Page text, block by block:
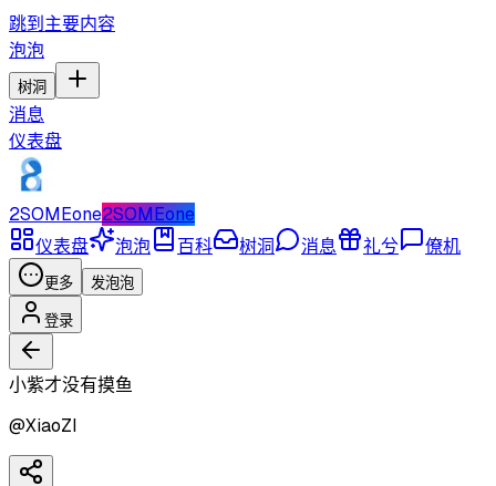
跳到主要内容
泡泡
树洞
消息
仪表盘
2SOMEone2SOMEone
仪表盘
泡泡 百科 树洞 消息 礼兮 僚机
更多 发泡泡
登录
小紫才没有摸鱼
@XiaoZI